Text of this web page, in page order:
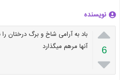
نویسنده

6

باد به آرامی شاخ و برگ درختان
آنها مرهم میگذارد